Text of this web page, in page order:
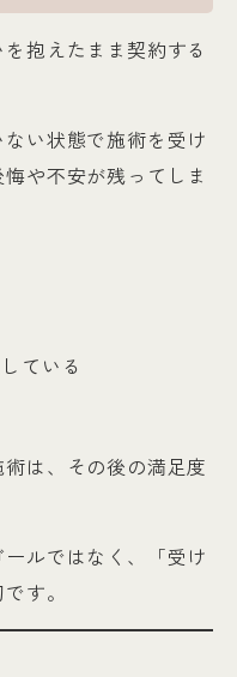
抱えたまま契約する
い状態で施術を受け
や不安が残ってしま
ている
は、その後の満足度
ルではなく、「受け
す。